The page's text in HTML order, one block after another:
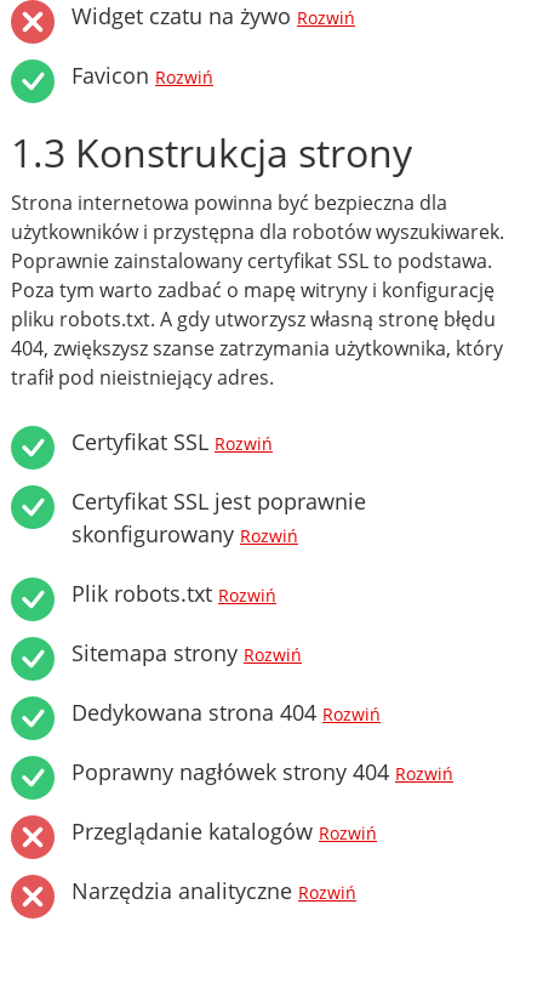
Widget czatu na żywo Rozwiń
Favicon Rozwiń
1.3 Konstrukcja strony
Strona internetowa powinna być bezpieczna dla
użytkowników i przystępna dla robotów wyszukiwarek.
Poprawnie zainstalowany certyfikat SSL to podstawa.
Poza tym warto zadbać o mapę witryny i konfigurację
pliku robots.txt. A gdy utworzysz własną stronę błędu
404, zwiększysz szanse zatrzymania użytkownika, który
trafił pod nieistniejący adres.
Certyfikat SSL Rozwiń
Certyfikat SSL jest poprawnie
skonfigurowany Rozwiń
Plik robots.txt Rozwiń
Sitemapa strony Rozwiń
Dedykowana strona 404 Rozwiń
Poprawny nagłówek strony 404 Rozwiń
Przeglądanie katalogów Rozwiń
Narzędzia analityczne Rozwiń